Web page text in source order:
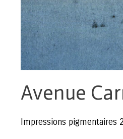
Avenue
Impressions pigmentaires